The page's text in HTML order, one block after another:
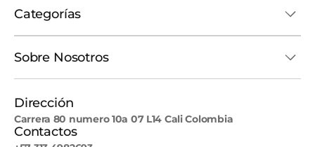
Categorías
Sobre Nosotros
Dirección
Carrera 80 numero 10a 07 L14 Cali Colombia
Contactos